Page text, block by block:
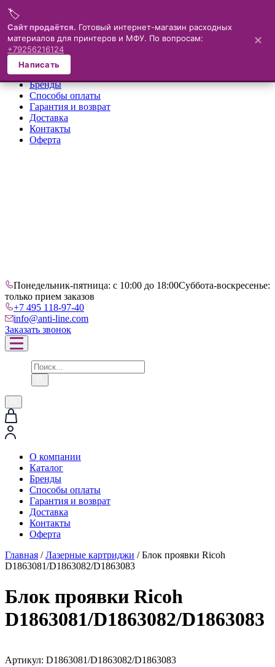
Меню
×
О компании
Каталог
Бренды
Способы оплаты
Гарантия и возврат
Доставка
Контакты
Оферта
Понедельник-пятница: с 10:00 до 18:00Суббота-воскресенье:
только прием заказов
+7 495 118-97-40
info@anti-line.com
Заказать звонок
О компании
Каталог
Бренды
Способы оплаты
Гарантия и возврат
Доставка
Контакты
Оферта
Главная /Лазерные картриджи / Блок проявки Ricoh
D1863081/D1863082/D1863083
Блок проявки Ricoh
D1863081/D1863082/D1863083
Артикул: D1863081/D1863082/D1863083
🏷️
Сайт продаётся. Готовый интернет-магазин расходных
материалов для принтеров и МФУ. По вопросам:
+79256216124
Написать
✕